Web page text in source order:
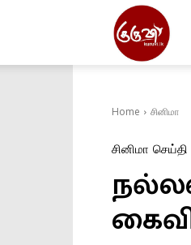
Home சினிமா
சினிமா செய்தி